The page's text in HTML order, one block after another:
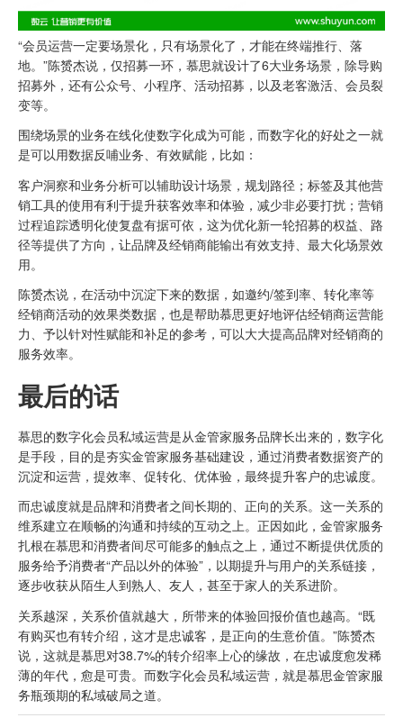
“会员运营一定要场景化，只有场景化了，才能在终端推行、落
地。”陈赟杰说，仅招募一环，慕思就设计了6大业务场景，除导购
招募外，还有公众号、小程序、活动招募，以及老客激活、会员裂
变等。
围绕场景的业务在线化使数字化成为可能，而数字化的好处之一就
是可以用数据反哺业务、有效赋能，比如：
客户洞察和业务分析可以辅助设计场景，规划路径；标签及其他营
销工具的使用有利于提升获客效率和体验，减少非必要打扰；营销
过程追踪透明化使复盘有据可依，这为优化新一轮招募的权益、路
径等提供了方向，让品牌及经销商能输出有效支持、最大化场景效
用。
陈赟杰说，在活动中沉淀下来的数据，如邀约/签到率、转化率等
经销商活动的效果类数据，也是帮助慕思更好地评估经销商运营能
力、予以针对性赋能和补足的参考，可以大大提高品牌对经销商的
服务效率。
最后的话
慕思的数字化会员私域运营是从金管家服务品牌长出来的，数字化
是手段，目的是夯实金管家服务基础建设，通过消费者数据资产的
沉淀和运营，提效率、促转化、优体验，最终提升客户的忠诚度。
而忠诚度就是品牌和消费者之间长期的、正向的关系。这一关系的
维系建立在顺畅的沟通和持续的互动之上。正因如此，金管家服务
扎根在慕思和消费者间尽可能多的触点之上，通过不断提供优质的
服务给予消费者“产品以外的体验”，以期提升与用户的关系链接，
逐步收获从陌生人到熟人、友人，甚至于家人的关系进阶。
关系越深，关系价值就越大，所带来的体验回报价值也越高。“既
有购买也有转介绍，这才是忠诚客，是正向的生意价值。”陈赟杰
说，这就是慕思对38.7%的转介绍率上心的缘故，在忠诚度愈发稀
薄的年代，愈是可贵。而数字化会员私域运营，就是慕思金管家服
务瓶颈期的私域破局之道。